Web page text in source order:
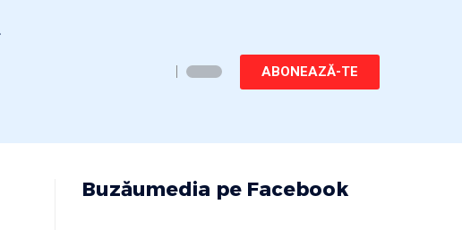
ABONEAZĂ-TE
Buzăumedia pe Facebook